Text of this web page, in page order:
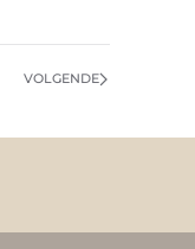
VOLGENDE